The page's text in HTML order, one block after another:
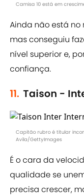
Camisa 10 está em
Ainda não está no
mas conseguiu
nível superior e,
confiança.
11. Taison -
Capitão rubro é titular
Avila/GettyImages
É o cara da
qualidade se
precisa crescer,